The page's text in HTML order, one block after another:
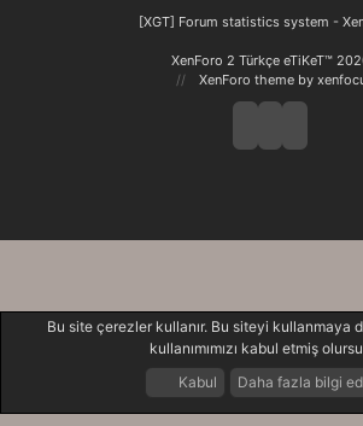
[XGT] Forum statistics system -
XenForo 2 Türkçe eTiKeT™
XenForo theme by
Neler Yeni Giriş Yap
Bu site çerezler kullanır. Bu siteyi kullanmaya
kullanımımızı kabul etmiş
Kabul
Daha fazla bilgi